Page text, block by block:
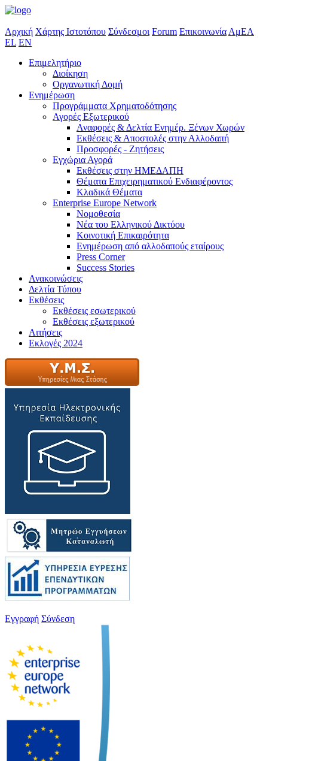
Αρχική Χάρτης Ιστοτόπου Σύνδεσμοι Forum Επικοινωνία ΑμΕΑ
EL EN
Επιμελητήριο
Διοίκηση
Οργανωτική Δομή
Ενημέρωση
Προγράμματα Χρηματοδότησης
Αγορές Εξωτερικού
Αναφορές & Δελτία Ενημέρ. Ξένων Χωρών
Εκθέσεις & Αποστολές στην Αλλοδαπή
Προσφορές - Ζητήσεις
Εγχώρια Αγορά
Εκθέσεις στην ΗΜΕΔΑΠΗ
Θέματα Επιχειρηματικού Ενδιαφέροντος
Κλαδικά Θέματα
Enterprise Europe Network
Νομοθεσία
Νέα του Ελληνικού Δικτύου
Κοινοτική Επικαιρότητα
Ενημέρωση από αλλοδαπούς εταίρους
Press Corner
Success Stories
Ανακοινώσεις
Δελτία Τύπου
Εκθέσεις
Εκθέσεις εσωτερικού
Εκθέσεις εξωτερικού
Αιτήσεις
Εκλογές 2024
Εγγραφή Σύνδεση